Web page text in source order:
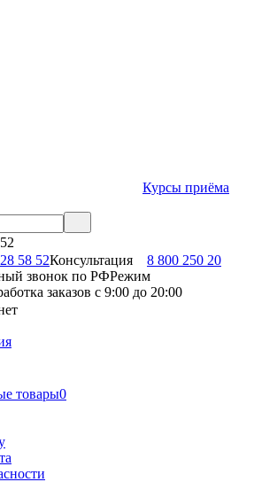
Курсы приёма
58 52Консультация
8 800 250 20
звонок по РФРежим
заказов с 9:00 до 20:00
товары0